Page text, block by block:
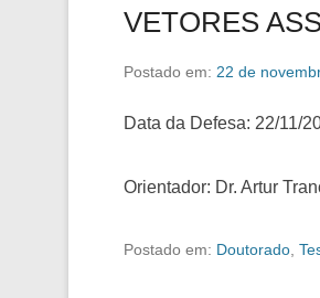
VETORES
Postado em: 22 de
Data da Defesa: 22/11/
Orientador: Dr. Artur
Postado em: Doutorado